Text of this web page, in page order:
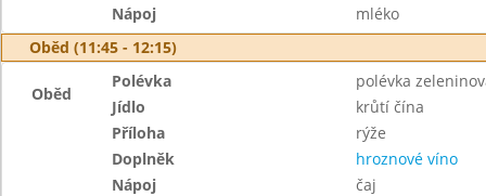
Nápoj
mléko
Oběd (11:45 - 12:15)
Oběd
Polévka
polévka
Jídlo
krůtí čína
Příloha
rýže
Doplněk
hroznové víno
Nápoj
čaj